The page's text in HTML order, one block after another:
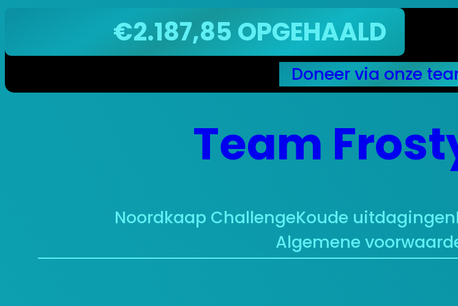
€2.187,85 OPGEHAALD
Doneer via onze
Team
Noordkaap ChallengeKoude uitdagingen
Algemene